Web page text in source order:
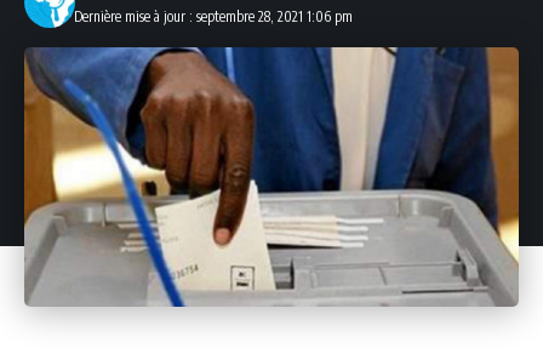
Dernière mise à jour : septembre 28, 2021 1:06 pm